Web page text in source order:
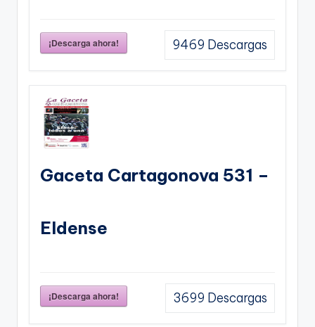
¡Descarga ahora! 9469 Descargas
Gaceta Cartagonova 531 –
Eldense
¡Descarga ahora! 3699 Descargas